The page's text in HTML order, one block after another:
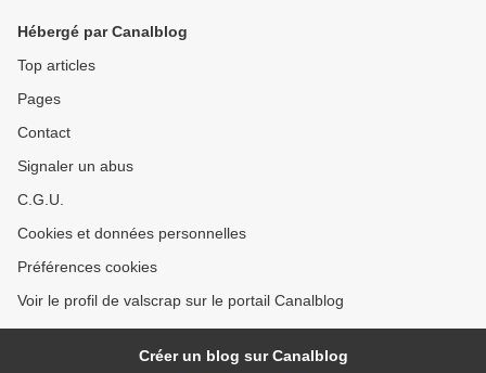
Hébergé par Canalblog
Top articles
Pages
Contact
Signaler un abus
C.G.U.
Cookies et données personnelles
Préférences cookies
Voir le profil de valscrap sur le portail Canalblog
Créer un blog sur Canalblog